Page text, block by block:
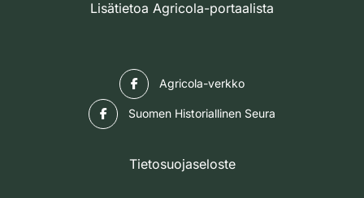
Lisätietoa Agricola-portaalista
Agricola-verkko
Suomen Historiallinen Seura
Tietosuojaseloste